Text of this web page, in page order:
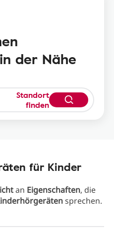
der Nähe
Standort
finden
für Kinder
an Eigenschaften, die
sprechen.